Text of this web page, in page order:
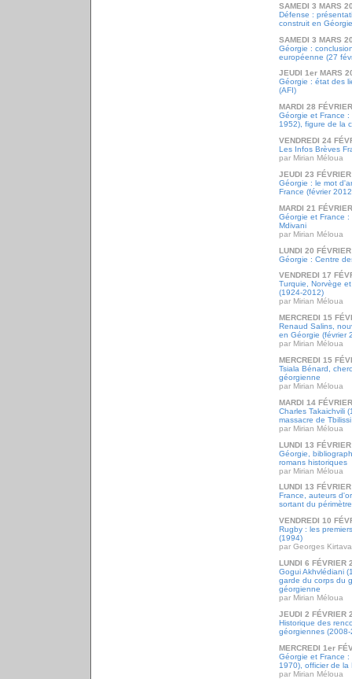
SAMEDI 3 MARS
Défense :
construit en
SAMEDI 3 MARS
Géorgie :
européenne (27
JEUDI 1er MARS
Géorgie : état des
(AFI)
MARDI 28
Géorgie et France
1952), figure de la
VENDREDI 24
Les Infos Brèves
par Mirian Méloua
JEUDI 23
Géorgie : le mot
France (février
MARDI 21
Géorgie et France
Mdivani
par Mirian Méloua
LUNDI 20
Géorgie : Centre
VENDREDI 17
Turquie, Norvège
(1924-2012)
par Mirian Méloua
MERCREDI 15
Renaud Salins,
en Géorgie (février
par Mirian Méloua
MERCREDI 15
Tsiala Bénard,
géorgienne
par Mirian Méloua
MARDI 14
Charles Takaichvili
massacre de
par Mirian Méloua
LUNDI 13
Géorgie,
romans historiques
par Mirian Méloua
LUNDI 13
France, auteurs
sortant du
VENDREDI 10
Rugby : les
(1994)
par Georges Kirtava
LUNDI 6 FÉVRIER
Gogui Akhvlédiani
garde du corps du
géorgienne
par Mirian Méloua
JEUDI 2 FÉVRIER
Historique des
géorgiennes (2008-
MERCREDI 1er
Géorgie et France
1970), officier de
par Mirian Méloua